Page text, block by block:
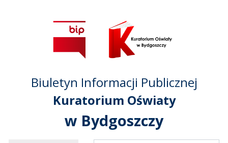
Przejdź do
głównego menu
Przejdź do treści
Przejdź do mapy
serwisu
Biuletyn Informacji Publicznej
Kuratorium Oświaty
w Bydgoszczy